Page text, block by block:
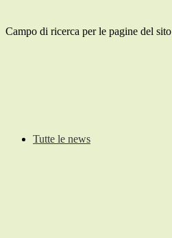
Campo di ricerca per le pagine del sito
Tutte le news